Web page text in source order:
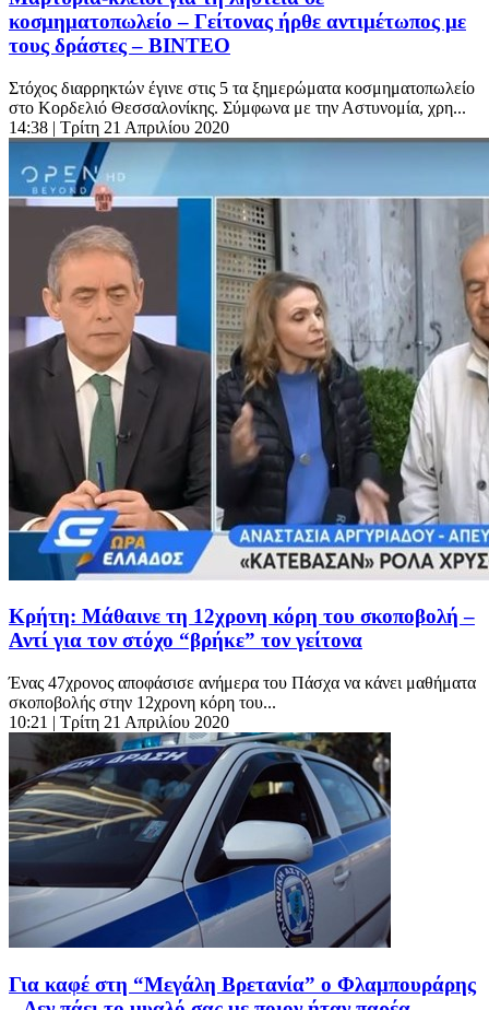
κοσμηματοπωλείο – Γείτονας ήρθε αντιμέτωπος με
τους δράστες – ΒΙΝΤΕΟ
Στόχος διαρρηκτών έγινε στις 5 τα ξημερώματα κοσμηματοπωλείο
στο Κορδελιό Θεσσαλονίκης. Σύμφωνα με την Αστυνομία, χρη...
14:38 | Τρίτη 21 Απριλίου 2020
Κρήτη: Μάθαινε τη 12χρονη κόρη του σκοποβολή –
Αντί για τον στόχο “βρήκε” τον γείτονα
Ένας 47χρονος αποφάσισε ανήμερα του Πάσχα να κάνει μαθήματα
σκοποβολής στην 12χρονη κόρη του...
10:21 | Τρίτη 21 Απριλίου 2020
Για καφέ στη “Μεγάλη Βρετανία” ο Φλαμπουράρης